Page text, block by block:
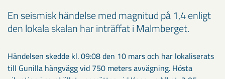
En seismisk händelse med magnitud på 1,4 enligt
den lokala skalan har inträffat i Malmberget.
Händelsen skedde kl. 09:08 den 10 mars och har lokaliserats
till Gunilla hängvägg vid 750 meters avvägning. Hösta